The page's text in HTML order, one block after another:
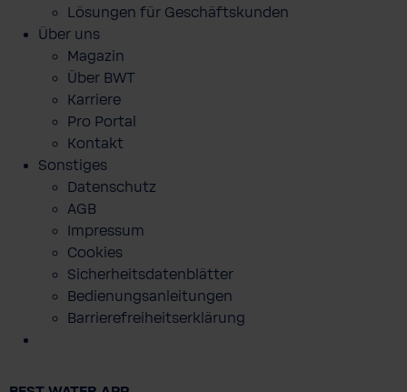
Lösungen für Geschäftskunden
Über uns
Magazin
Über BWT
Karriere
Pro Portal
Kontakt
Sonstiges
Datenschutz
AGB
Impressum
Cookies
Sicherheitsdatenblätter
Bedienungsanleitungen
Barrierefreiheitserklärung